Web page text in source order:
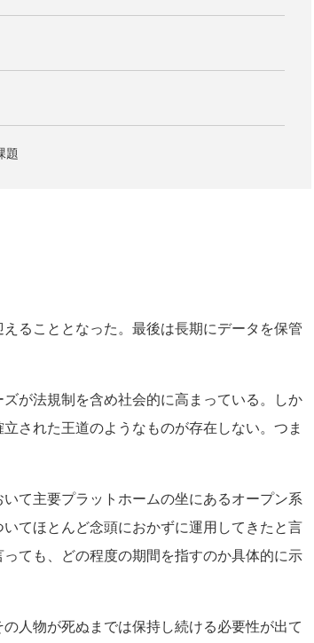
題
ることとなった。最後は長期にデータを保管
が法規制を含め社会的に高まっている。しか
された王道のようなものが存在しない。つま
て主要プラットホームの坐にあるオープン系
てほとんど念頭におかずに運用してきたと言
ても、どの程度の期間を指すのか具体的に示
人物が死ぬまでは保持し続ける必要性が出て